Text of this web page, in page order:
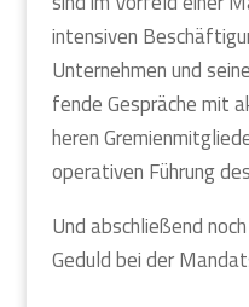
inten­si­ven
Unter­neh­men und
fen­de Gesprä­che mit
he­ren
ope­ra­ti­ven Füh­rung
Und abschlie­ßend
Geduld bei der